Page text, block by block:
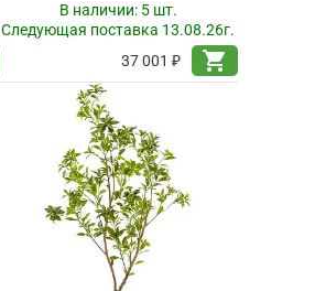
В наличии: 5 шт.
Следующая поставка 13.08.26г.
37 001 ₽
shopping_cart